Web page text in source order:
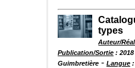
types
Auteur/
Publication/Sortie : 2018
Guimbretière - Langue :